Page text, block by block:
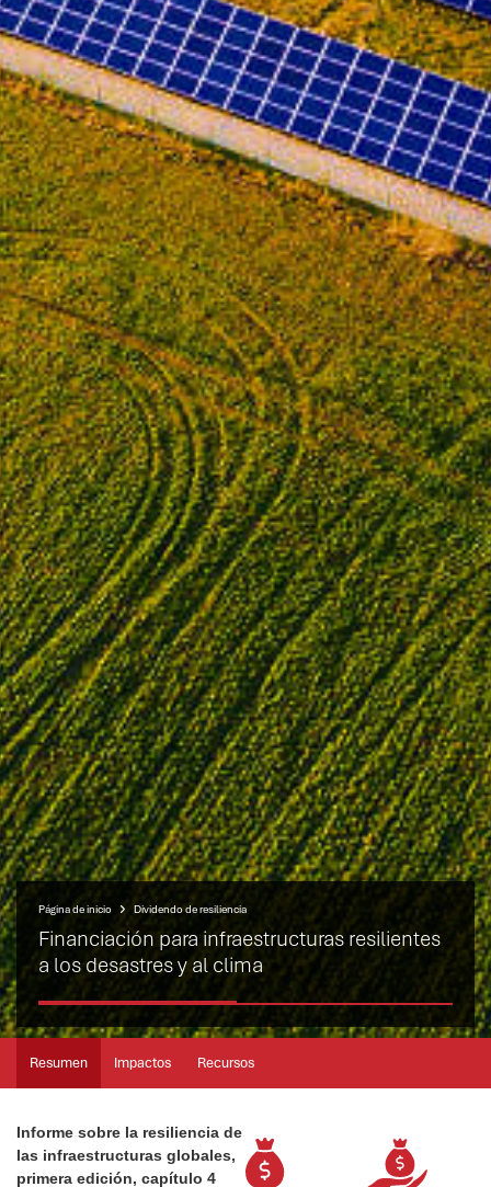
Página de inicio Dividendo de resiliencia
Financiación para infraestructuras resilientes
a los desastres y al clima
Resumen Impactos Recursos
Informe sobre la resiliencia de
las infraestructuras globales,
primera edición, capítulo 4